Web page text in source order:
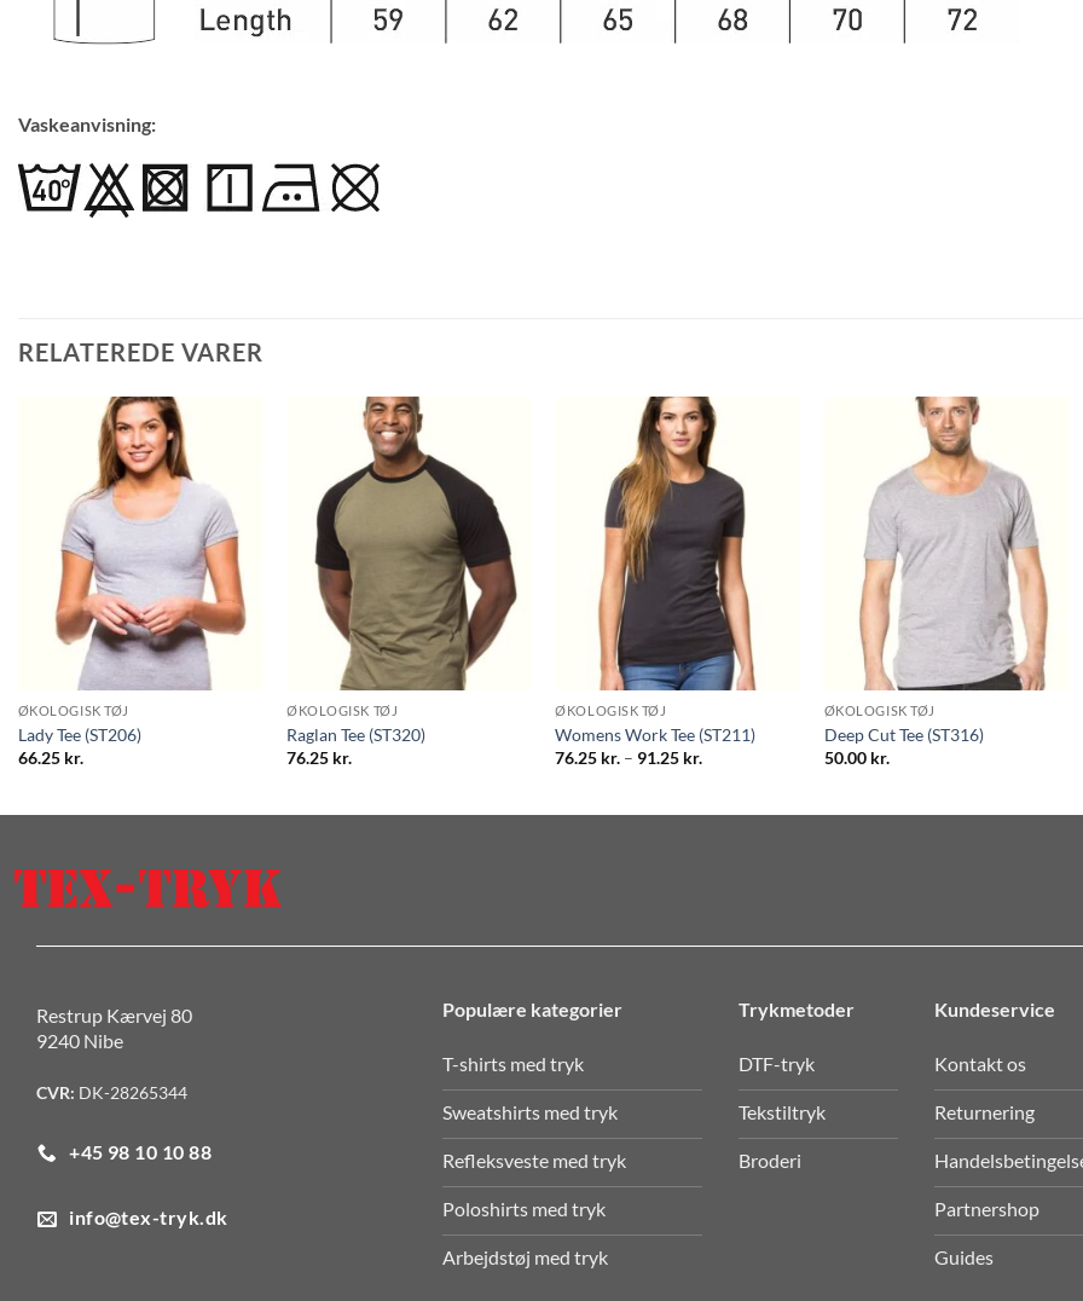
Vaskeanvisning:
RELATEREDE VARER
ØKOLOGISK TØJ
Lady Tee (ST206)
66.25 kr.
ØKOLOGISK TØJ
Raglan Tee (ST320)
76.25 kr.
ØKOLOGISK TØJ
Womens Work Tee (ST211)
76.25 kr. – 91.25 kr.
ØKOLOGISK TØJ
Deep Cut Tee (ST316)
50.00 kr.
Restrup Kærvej 80
9240 Nibe
CVR: DK-28265344
+45 98 10 10 88
info@tex-tryk.dk
Populære kategorier
T-shirts med tryk
Sweatshirts med tryk
Refleksveste med tryk
Poloshirts med tryk
Arbejdstøj med tryk
Trykmetoder
DTF-tryk
Tekstiltryk
Broderi
Kundeservice
Kontakt os
Returnering
Partnershop
Guides